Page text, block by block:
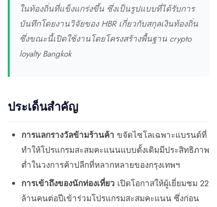
ในท้องถิ่นที่แข็งแกร่งขึ้น ซึ่งเป็นรูปแบบที่ได้รับการ
บันทึกโดยงานวิจัยของ HBR เกี่ยวกับสกุลเงินท้องถิ่น
ซึ่งขณะนี้เปิดใช้งานโดยโครงสร้างพื้นฐาน crypto
loyalty Bangkok
ประเด็นสำคัญ
การแลกรางวัลข้ามร้านค้า ขจัดไซโลเฉพาะแบรนด์ที่
ทำให้โปรแกรมสะสมคะแนนแบบดั้งเดิมมีประสิทธิภาพ
ต่ำในวงการค้าปลีกที่หลากหลายของกรุงเทพฯ
การเข้าถึงของนักท่องเที่ยว เปิดโอกาสให้ผู้เยี่ยมชม 22
ล้านคนต่อปีเข้าร่วมโปรแกรมสะสมคะแนน ซึ่งก่อน